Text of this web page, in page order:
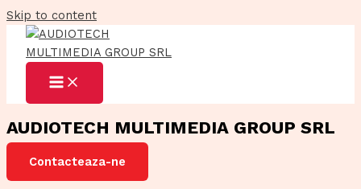
Skip to content
AUDIOTECH MULTIMEDIA GROUP SRL
Contacteaza-ne